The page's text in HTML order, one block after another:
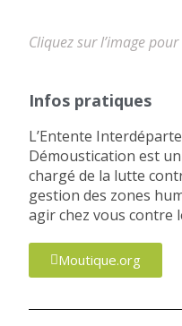
Cliquez sur l’image
Infos pratiques
L’Entente
Démoustication est
chargé de la lutte
gestion des zones
agir chez vous contre
Moutique.org